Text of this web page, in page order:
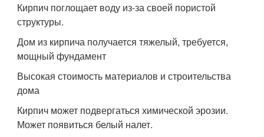
Кирпич поглощает воду из-за своей пористой
структуры.
Дом из кирпича получается тяжелый, требуется,
мощный фундамент
Высокая стоимость материалов и строительства
дома
Кирпич может подвергаться химической эрозии.
Может появиться белый налет.